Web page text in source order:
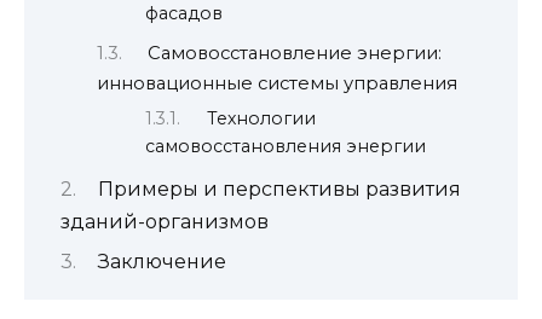
фасадов
Самовосстановление энергии:
инновационные системы управления
Технологии
самовосстановления энергии
Примеры и перспективы развития
зданий-организмов
Заключение